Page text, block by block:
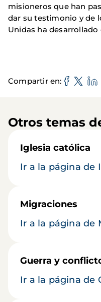
misioneros que han
dar su testimonio y de
Unidas ha desarrollado
Compartir en
Otros temas
Iglesia católica
Ir a la página de
Migraciones
Ir a la página de
Guerra y
Ir a la página de